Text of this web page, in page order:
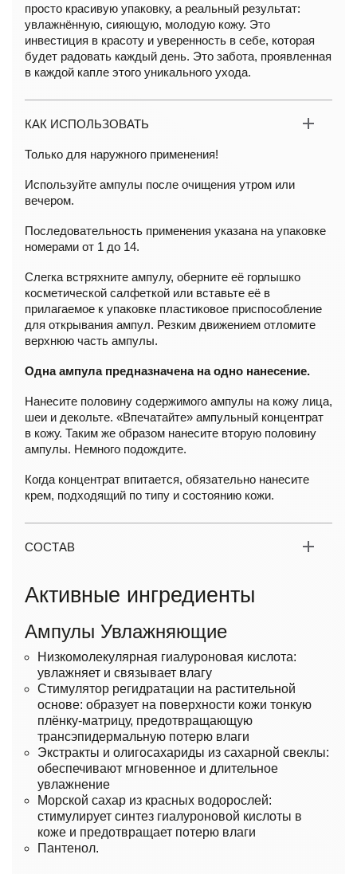
просто красивую упаковку, а реальный результат:
увлажнённую, сияющую, молодую кожу. Это
инвестиция в красоту и уверенность в себе, которая
будет радовать каждый день. Это забота, проявленная
в каждой капле этого уникального ухода.
КАК ИСПОЛЬЗОВАТЬ
Только для наружного применения!
Используйте ампулы после очищения утром или
вечером.
Последовательность применения указана на упаковке
номерами от 1 до 14.
Слегка встряхните ампулу, оберните её горлышко
косметической салфеткой или вставьте её в
прилагаемое к упаковке пластиковое приспособление
для открывания ампул. Резким движением отломите
верхнюю часть ампулы.
Одна ампула предназначена на одно нанесение.
Нанесите половину содержимого ампулы на кожу лица,
шеи и декольте. «Впечатайте» ампульный концентрат
в кожу. Таким же образом нанесите вторую половину
ампулы. Немного подождите.
Когда концентрат впитается, обязательно нанесите
крем, подходящий по типу и состоянию кожи.
СОСТАВ
Активные ингредиенты
Ампулы Увлажняющие
Низкомолекулярная гиалуроновая кислота:
увлажняет и связывает влагу
Стимулятор регидратации на растительной
основе: образует на поверхности кожи тонкую
плёнку-матрицу, предотвращающую
трансэпидермальную потерю влаги
Экстракты и олигосахариды из сахарной свеклы:
обеспечивают мгновенное и длительное
увлажнение
Морской сахар из красных водорослей:
стимулирует синтез гиалуроновой кислоты в
коже и предотвращает потерю влаги
Пантенол.